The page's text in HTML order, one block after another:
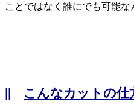
ことではなく誰にでも可能な
|| こんなカットの仕